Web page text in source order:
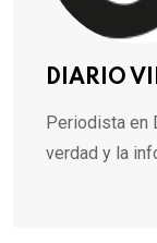
DIARIO
Periodista en
verdad y la